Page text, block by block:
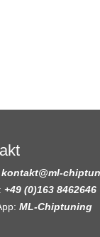
kontakt@ml-
+49 (0)163 8462646
ML-Chiptuning